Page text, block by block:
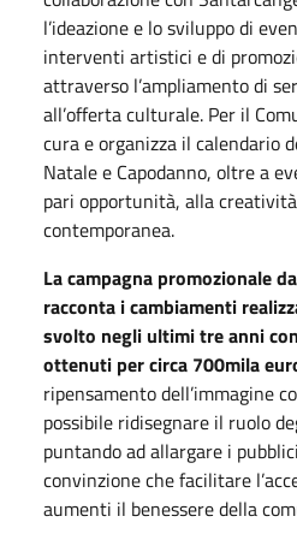
l’ideazione e lo sviluppo di
interventi artistici e di
attraverso l’ampliamento di
all’offerta culturale. Per il
cura e organizza il calendario
Natale e Capodanno, oltre a
pari opportunità, alla
contemporanea.
La campagna promozionale
racconta i cambiamenti
svolto negli ultimi tre anni
ottenuti per circa 700mila
ripensamento dell’immagine
possibile ridisegnare il ruolo
puntando ad allargare i
convinzione che facilitare
aumenti il benessere della